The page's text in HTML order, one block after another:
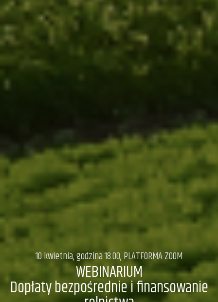
10 kwietnia, godzina 18.00, PLATFORMA ZOOM
WEBINARIUM
Dopłaty bezpośrednie i finansowanie